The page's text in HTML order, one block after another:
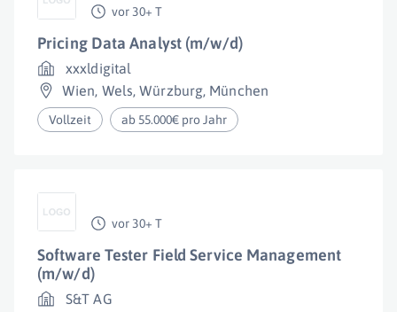
vor 30+ T
Pricing Data Analyst (m/w/d)
xxxldigital
Wien, Wels,Würzburg, München
Vollzeit ab 55.000€ pro Jahr
vor 30+ T
Software Tester Field Service Management
(m/w/d)
S&T AG